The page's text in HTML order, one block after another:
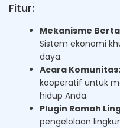
Fitur:
Mekanisme
Sistem ekonomi
daya.
Acara Komunitas:
kooperatif untuk
hidup Anda.
Plugin Ramah
pengelolaan